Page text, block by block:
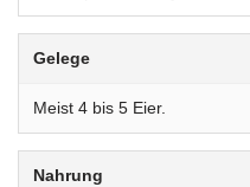
Gelege
Meist 4 bis 5 Eier.
Nahrung